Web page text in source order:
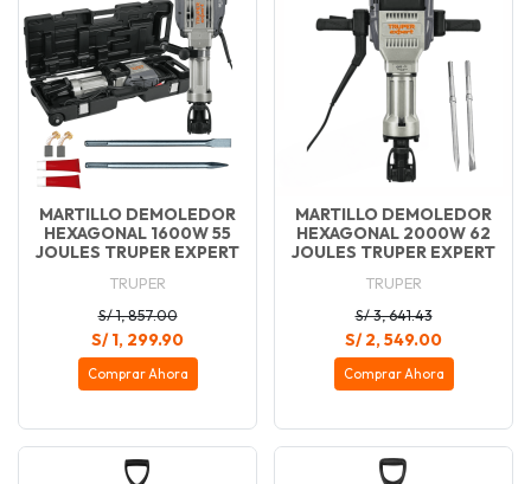
MARTILLO DEMOLEDOR
HEXAGONAL 1600W 55
JOULES TRUPER EXPERT
TRUPER
S/ 1, 857.00
S/ 1, 299.90
Comprar Ahora
MARTILLO DEMOLEDOR
HEXAGONAL 2000W 62
JOULES TRUPER EXPERT
TRUPER
S/ 3, 641.43
S/ 2, 549.00
Comprar Ahora